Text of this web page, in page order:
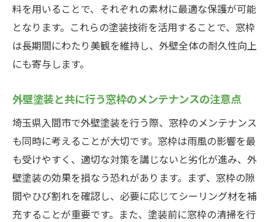
料を用いることで、それぞれの素材に最適な保護が可能
となります。これらの塗装技術を活用することで、窓枠
は長期間にわたり美観を維持し、外壁全体の耐久性向上
にも寄与します。
外壁塗装と共に行う窓枠のメンテナンスの注意点
埼玉県入間市で外壁塗装を行う際、窓枠のメンテナンス
も同時に考えることが大切です。窓枠は雨風の影響を最
も受けやすく、適切な対策を講じないと劣化が進み、外
壁塗装の効果を損なう恐れがあります。まず、窓枠の隙
間やひび割れを確認し、必要に応じてシーリング材を補
充することが重要です。また、塗装前に窓枠の清掃を行